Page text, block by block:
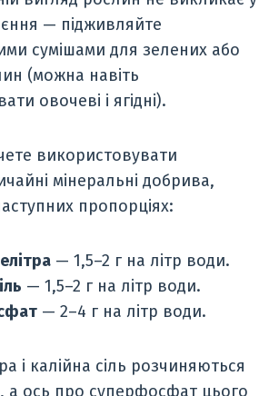
— підживляйте
сумішами для зелених або
(можна навіть
овочеві і ягідні).
використовувати
мінеральні добрива,
пропорціях:
— 1,5–2 г на літр води.
— 1,5–2 г на літр води.
— 2–4 г на літр води.
і калійна сіль розчиняються
а ось про суперфосфат цього